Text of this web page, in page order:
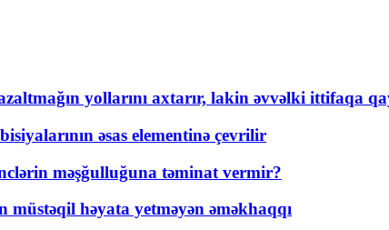
yollarını axtarır, lakin əvvəlki ittifaqa
əsas elementinə çevrilir
məşğulluğuna təminat vermir?
həyata yetməyən əməkhaqqı